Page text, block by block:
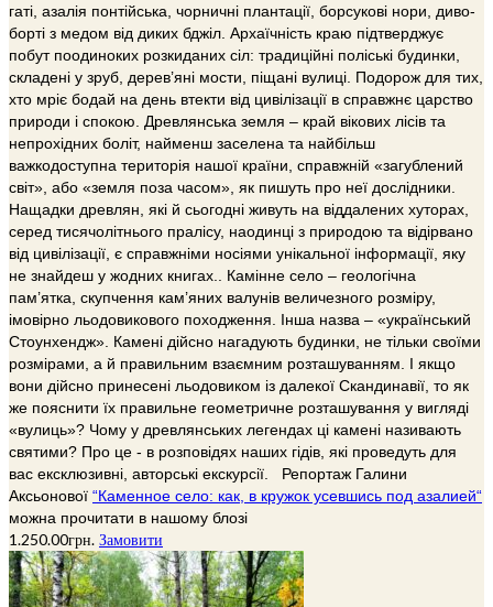
гаті, азалія понтійська, чорничні плантації, борсукові нори, диво-
борті з медом від диких бджіл. Архаїчність краю підтверджує
побут поодиноких розкиданих сіл: традиційні поліські будинки,
складені у зруб, дерев’яні мости, піщані вулиці. Подорож для тих,
хто мріє бодай на день втекти від цивілізації в справжнє царство
природи і спокою. Древлянська земля – край вікових лісів та
непрохідних боліт, найменш заселена та найбільш
важкодоступна територія нашої країни, справжній «загублений
світ», або «земля поза часом», як пишуть про неї дослідники.
Нащадки древлян, які й сьогодні живуть на віддалених хуторах,
серед тисячолітнього пралісу, наодинці з природою та відірвано
від цивілізації, є справжніми носіями унікальної інформації, яку
не знайдеш у жодних книгах.. Камінне село – геологічна
пам’ятка, скупчення кам’яних валунів величезного розміру,
імовірно льодовикового походження. Інша назва – «український
Стоунхендж». Камені дійсно нагадують будинки, не тільки своїми
розмірами, а й правильним взаємним розташуванням. І якщо
вони дійсно принесені льодовиком із далекої Скандинавії, то як
же пояснити їх правильне геометричне розташування у вигляді
«вулиць»? Чому у древлянських легендах ці камені називають
святими? Про це - в розповідях наших гідів, які проведуть для
вас ексклюзивні, авторські екскурсії. Репортаж Галини
Аксьонової “Каменное село: как, в кружок усевшись под азалией“
можна прочитати в нашому блозі
1.250.00грн. Замовити